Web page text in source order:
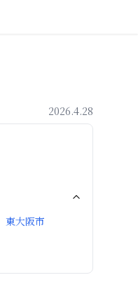
2026.4.28
東大阪市